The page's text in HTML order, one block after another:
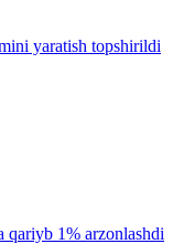
yaratish topshirildi
qariyb 1% arzonlashdi